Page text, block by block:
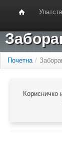
Почетна /
Корисничко